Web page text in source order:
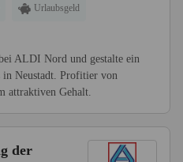
Urlaubsgeld
ALDI Nord und gestalte ein
in Neustadt. Profitier von
attraktiven Gehalt.
der